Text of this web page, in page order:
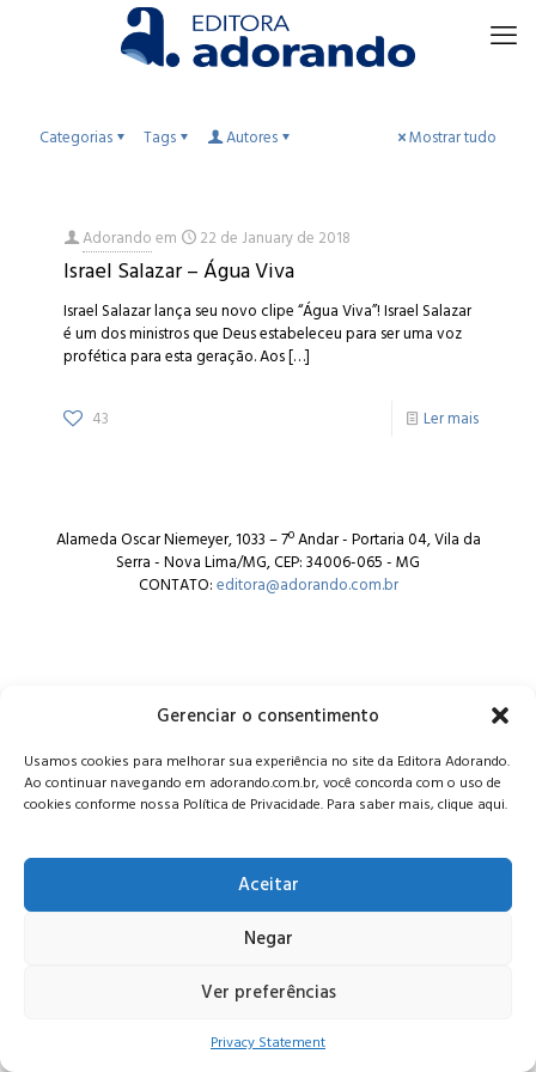
Gerenciar o consentimento
Usamos cookies para melhorar sua experiência no site da Editora Adorando.
Ao continuar navegando em adorando.com.br, você concorda com o uso de
cookies conforme nossa Política de Privacidade. Para saber mais, clique aqui.
Aceitar
Negar
Ver preferências
Privacy Statement
Categorias Tags Autores Mostrar tudo
Adorandoem 22 de January de 2018
Israel Salazar – Água Viva
Israel Salazar lança seu novo clipe “Água Viva”! Israel Salazar
é um dos ministros que Deus estabeleceu para ser uma voz
profética para esta geração. Aos[…]
43 Ler mais
Alameda Oscar Niemeyer, 1033 – 7º Andar - Portaria 04, Vila da
Serra - Nova Lima/MG, CEP: 34006-065 - MG
CONTATO:editora@adorando.com.br
© Editora Adorando 2026. Todos os direitos reservados.
Consulte nossapolítica de privacidade.